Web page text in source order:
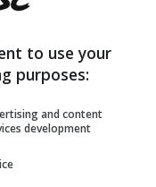
to use your
purposes:
and content
development